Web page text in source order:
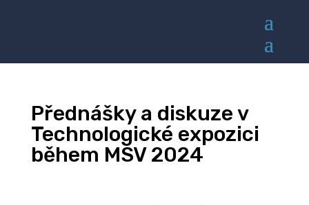
Přednášky a diskuze v
Technologické expozici
během MSV 2024